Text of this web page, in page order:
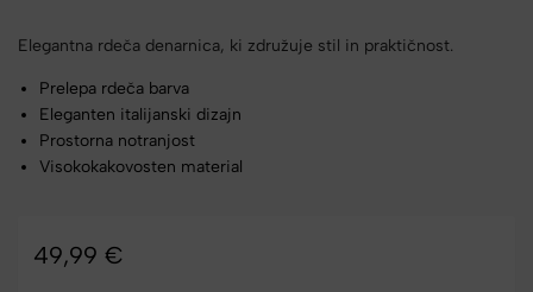
Elegantna rdeča denarnica, ki združuje stil in praktičnost.
Prelepa rdeča barva
Eleganten italijanski dizajn
Prostorna notranjost
Visokokakovosten material
49,99 €